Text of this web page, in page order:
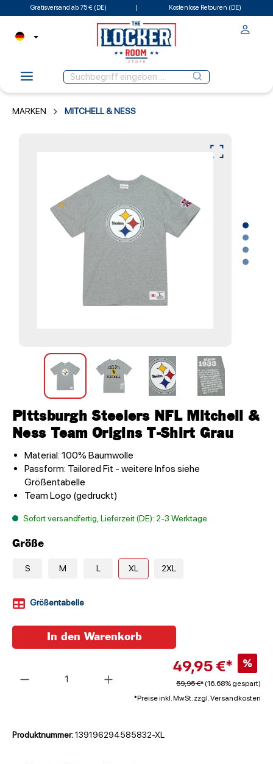
Gratisversand ab 75 € (DE) Kostenlose Retouren (DE)
MARKEN MITCHELL & NESS
Pittsburgh Steelers NFL Mitchell &
Ness Team Origins T-Shirt Grau
Material: 100% Baumwolle
Passform: Tailored Fit - weitere Infos siehe
Größentabelle
Team Logo (gedruckt)
Sofort versandfertig, Lieferzeit (DE): 2-3 Werktage
Größe
S M L XL 2XL
Größentabelle
49,95 €* %
59,95 €* (16.68% gespart)
*Preise inkl. MwSt. zzgl. Versandkosten
In den Warenkorb
Produktnummer:139196294585832-XL